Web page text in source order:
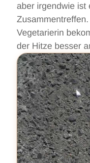
aber irgendwie ist
Vegetarierin
der Hitze besser